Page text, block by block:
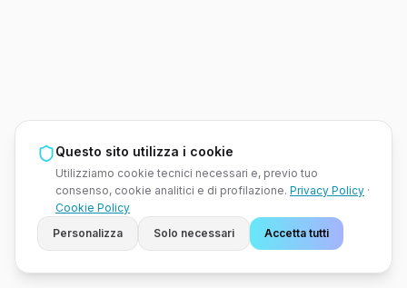
Questo sito utilizza i cookie
Utilizziamo cookie tecnici necessari e, previo tuo
consenso, cookie analitici e di profilazione. Privacy Policy ·
Cookie Policy
Personalizza
Solo necessari Accetta tutti